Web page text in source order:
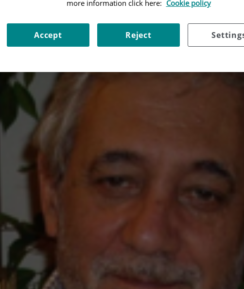
more information click here: Cookie policy
Reject
Accept